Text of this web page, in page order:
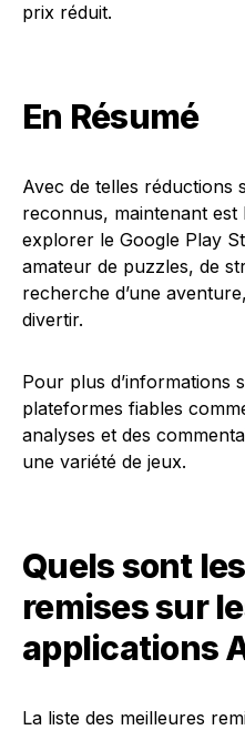
prix réduit.
En Résumé
Avec de telles réductions
reconnus, maintenant
explorer le Google Play
amateur de puzzles, de
recherche d’une
divertir.
Pour plus d’informations
plateformes fiables
analyses et des
une variété de jeux.
Quels sont
remises sur
applications
La liste des meilleures